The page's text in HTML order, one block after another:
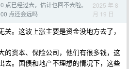
点已经过去，估计也回不去啦。
点还会远吗
2025 年 8
月 19 日
。这波上涨主要是资金没地方去了，
的资本、保险公司，他们有很多钱，这
去。国债和地产不理想的情况下，这些